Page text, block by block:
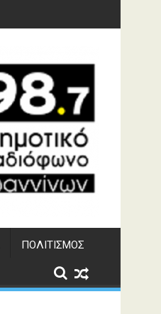
ΠΟΛΙΤΙΣΜΌΣ